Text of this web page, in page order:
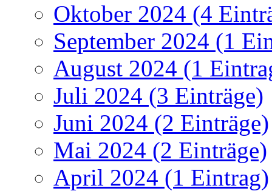
Oktober 2024 (4
September 2024 (1
August 2024 (1
Juli 2024 (3 Einträge)
Juni 2024 (2 Einträge)
Mai 2024 (2 Einträge)
April 2024 (1 Eintrag)